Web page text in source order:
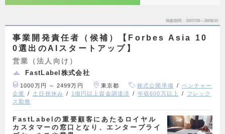
掲載期間 26/07/28～26/08/10
事業開発責任者（候補）【Forbes Asia 10
0選出のAIスタートアップ】
営業（法人向け）
FastLabel株式会社
1000万円 ～ 2499万円 東京都 株式公開準備
ベンチャー
企業
土日祝休み 1億円以上資金調達済 年収600万以上
フレック
ス勤務
FastLabelの重要顧客にあたるロイヤル
カスタマーの窓口となり、エンタープライ